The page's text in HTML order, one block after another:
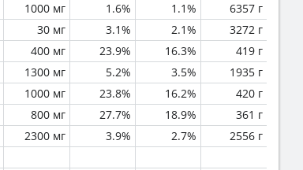
1000 мг 1.6% 1.1%
6357 г
30 мг 3.1% 2.1%
3272 г
400 мг 23.9% 16.3%
419 г
1300 мг 5.2% 3.5%
1935 г
1000 мг 23.8% 16.2%
420 г
800 мг 27.7% 18.9%
361 г
2300 мг 3.9% 2.7% 2556 г